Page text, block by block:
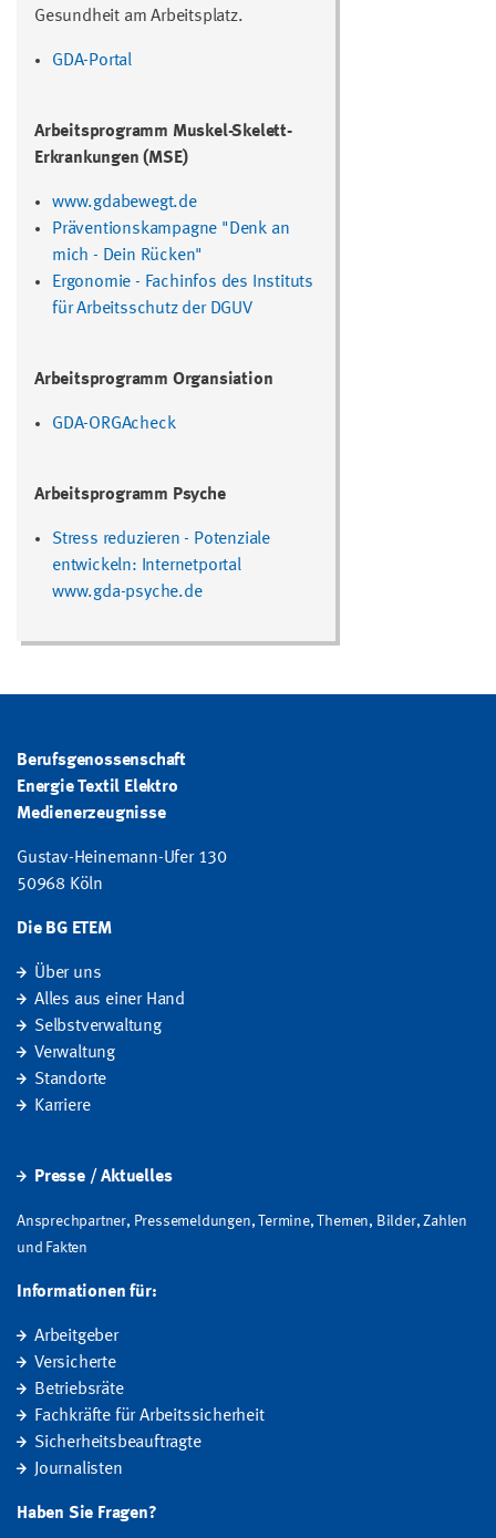
Gesundheit am Arbeitsplatz.
GDA-Portal
Arbeitsprogramm Muskel-Skelett-
Erkrankungen (MSE)
www.gdabewegt.de
Präventionskampagne "Denk an
mich - Dein Rücken"
Ergonomie - Fachinfos des Instituts
für Arbeitsschutz der DGUV
Arbeitsprogramm Organsiation
GDA-ORGAcheck
Arbeitsprogramm Psyche
Stress reduzieren - Potenziale
entwickeln: Internetportal
www.gda-psyche.de
Berufsgenossenschaft
Energie Textil Elektro
Medienerzeugnisse
Gustav-Heinemann-Ufer 130
50968 Köln
Die BG ETEM
Über uns
Alles aus einer Hand
Selbstverwaltung
Verwaltung
Standorte
Karriere
Presse / Aktuelles
Ansprechpartner, Pressemeldungen, Termine, Themen, Bilder, Zahlen
und Fakten
Informationen für:
Arbeitgeber
Versicherte
Betriebsräte
Fachkräfte für Arbeitssicherheit
Sicherheitsbeauftragte
Journalisten
Haben Sie Fragen?